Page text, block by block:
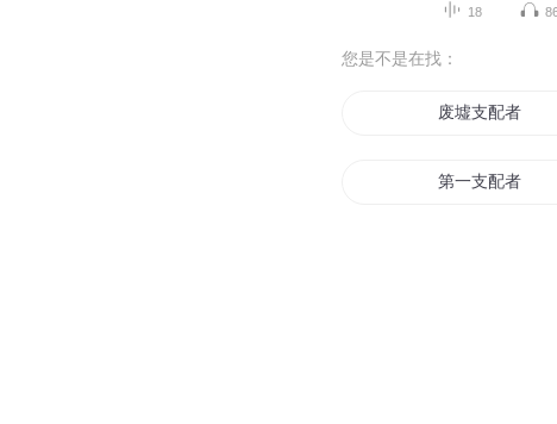
18
您是不是在找：
废墟支配者
第一支配者